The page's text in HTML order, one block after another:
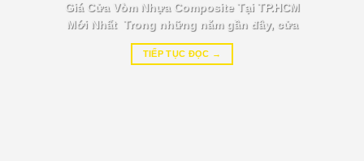
Giá Cửa Vòm Nhựa Composite Tại TP.HCM
Mới Nhất Trong những năm gần đây, cửa
TIẾP TỤC ĐỌC →